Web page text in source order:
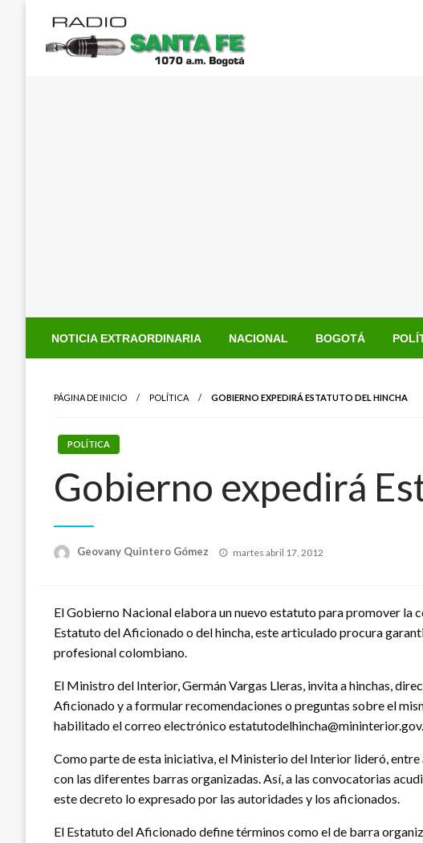
contenido
NOTICIA EXTRAORDINARIA NACIONAL BOGOTÁ
PÁGINA DE INICIO POLÍTICA GOBIERNO EXPEDIRÁ ESTATUTO DEL HINCHA
POLÍTICA
Gobierno expedirá
Geovany Quintero Gómez
Publicado
martes abril 17, 2012
El Gobierno Nacional elabora un nuevo estatuto para promover la
Estatuto del Aficionado o del hincha, este articulado procura
profesional colombiano.
El Ministro del Interior, Germán Vargas Lleras, invita a hinchas,
Aficionado y a formular recomendaciones o preguntas sobre el
habilitado el correo electrónico
Como parte de esta iniciativa, el Ministerio del Interior lideró,
con las diferentes barras organizadas. Así, a las convocatorias
este decreto lo expresado por las autoridades y los aficionados.
El Estatuto del Aficionado define términos como el de barra